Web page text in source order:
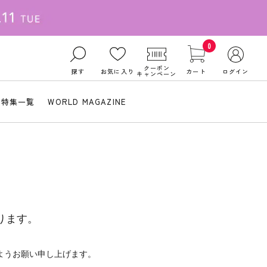
探す お気に入り クーポン
キャンペーン
0
カート ログイン
特集一覧 WORLD MAGAZINE
す。
お願い申し上げます。